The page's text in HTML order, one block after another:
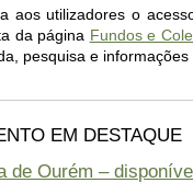
aos utilizadores o
da página Fundos e
pesquisa e
EM DESTAQUE
de Ourém –